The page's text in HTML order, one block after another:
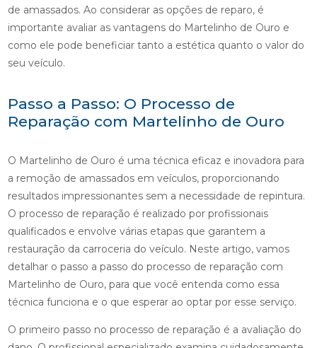
de amassados. Ao considerar as opções de reparo, é
importante avaliar as vantagens do Martelinho de Ouro e
como ele pode beneficiar tanto a estética quanto o valor do
seu veículo.
Passo a Passo: O Processo de
Reparação com Martelinho de Ouro
O Martelinho de Ouro é uma técnica eficaz e inovadora para
a remoção de amassados em veículos, proporcionando
resultados impressionantes sem a necessidade de repintura.
O processo de reparação é realizado por profissionais
qualificados e envolve várias etapas que garantem a
restauração da carroceria do veículo. Neste artigo, vamos
detalhar o passo a passo do processo de reparação com
Martelinho de Ouro, para que você entenda como essa
técnica funciona e o que esperar ao optar por esse serviço.
O primeiro passo no processo de reparação é a avaliação do